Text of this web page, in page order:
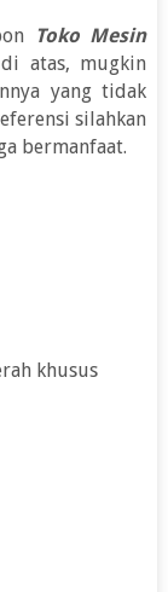
Toko Mesin
atas, mugkin
yang tidak
silahkan
bermanfaat.
khusus